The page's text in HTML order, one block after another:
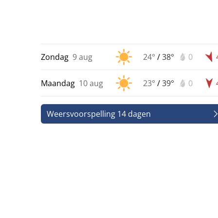
Zondag 9 aug 24° /38° 0
Maandag 10 aug 23° /39° 0
Weersvoorspelling 14 dagen